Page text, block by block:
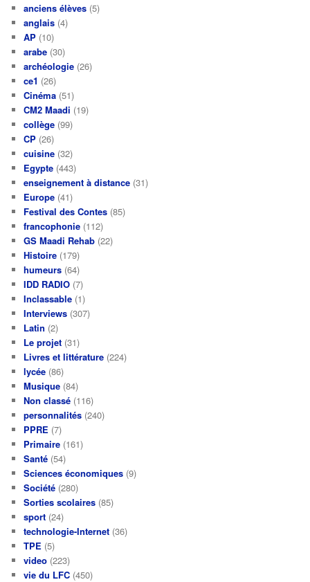
anciens élèves (5)
anglais (4)
AP (10)
arabe (30)
archéologie (26)
ce1 (26)
Cinéma (51)
CM2 Maadi (19)
collège (99)
CP (26)
cuisine (32)
Egypte (443)
enseignement à distance (31)
Europe (41)
Festival des Contes (85)
francophonie (112)
GS Maadi Rehab (22)
Histoire (179)
humeurs (64)
IDD RADIO (7)
Inclassable (1)
Interviews (307)
Latin (2)
Le projet (31)
Livres et littérature (224)
lycée (86)
Musique (84)
Non classé (116)
personnalités (240)
PPRE (7)
Primaire (161)
Santé (54)
Sciences économiques (9)
Société (280)
Sorties scolaires (85)
sport (24)
technologie-Internet (36)
TPE (5)
video (223)
vie du LFC (450)